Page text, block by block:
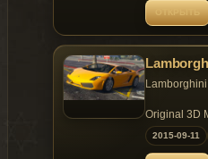
Lamborghini
Original 3D
Undercover
Convert
2015-09-11